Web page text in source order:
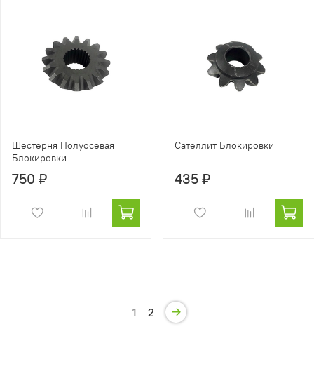
Шестерня Полуосевая
Блокировки
750 ₽
Сателлит Блокировки
435 ₽
1 2